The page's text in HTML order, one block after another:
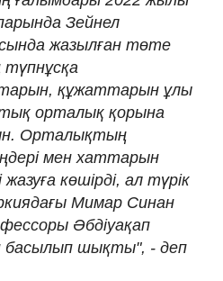
Зейнел
жазылған төте
түпнұсқа
құжаттарын ұлы
орталық қорына
Орталықтың
мен хаттарын
көшірді, ал түрік
Мимар Синан
Әбдіуақап
басылып шықты", - деп